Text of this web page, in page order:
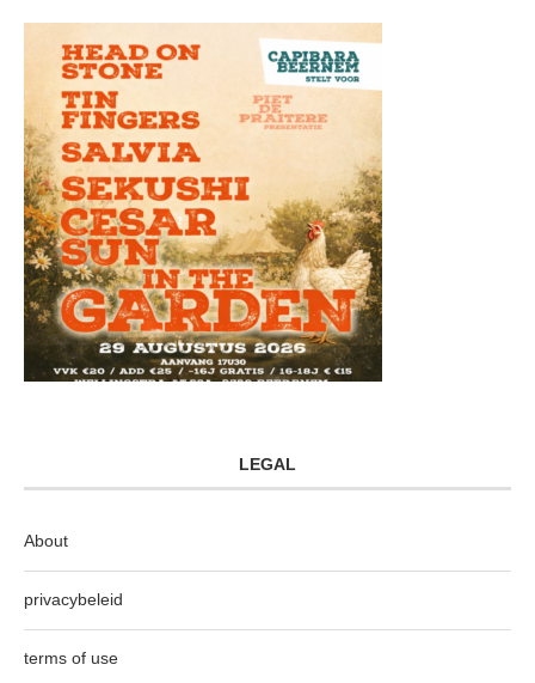
LEGAL
About
privacybeleid
terms of use